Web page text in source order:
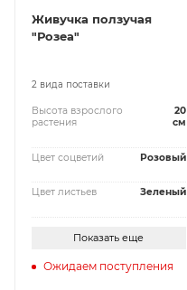
Живучка ползучая
"Розеа"
2 вида поставки
Высота взрослого
растения
20
см
Цвет соцветий Розовый
Цвет листьев Зеленый
Показать еще
Ожидаем поступления